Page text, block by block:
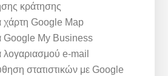
κράτησης
χάρτη Google Map
Google My Business
λογαριασμού e-mail
στατιστικών με Google